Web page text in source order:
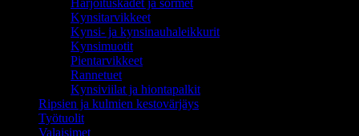
Harjoituskädet ja sormet
Kynsitarvikkeet
Kynsi- ja kynsinauhaleikkurit
Kynsimuotit
Pientarvikkeet
Rannetuet
Kynsiviilat ja hiontapalkit
Ripsien ja kulmien kestovärjäys
Työtuolit
Valaisimet